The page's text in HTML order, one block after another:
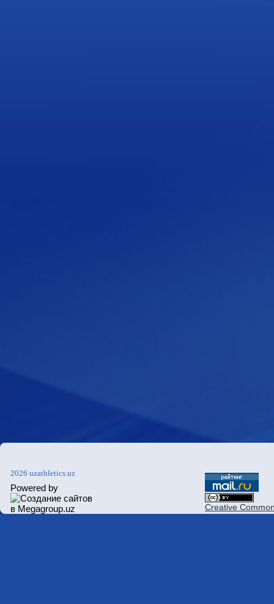
2026 uzathletics.uz
Powered by
Creative